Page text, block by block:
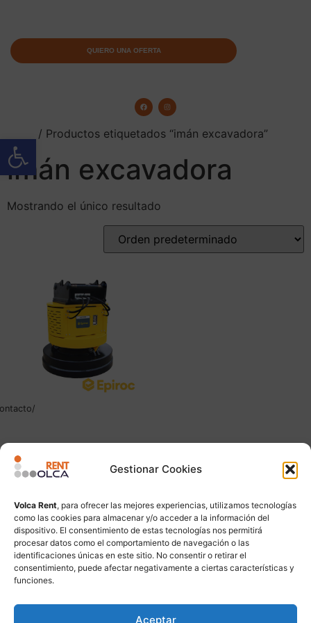
Abrir barra de herramientas
Gestionar Cookies
Volca Rent, para ofrecer las mejores experiencias, utilizamos tecnologías
como las cookies para almacenar y/o acceder a la información del
dispositivo. El consentimiento de estas tecnologías nos permitirá
procesar datos como el comportamiento de navegación o las
identificaciones únicas en este sitio. No consentir o retirar el
consentimiento, puede afectar negativamente a ciertas características y
funciones.
Aceptar
QUIERO UNA OFERTA
/ Productos etiquetados “imán excavadora”
imán excavadora
Mostrando el único resultado
1500
Leer más